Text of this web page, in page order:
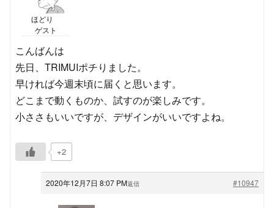
ほどり
ゲスト
こんばんは
先日、TRIMUIポチりました。
早ければ今週末頃に届くと思います。
どこまで動くものか、試すのが楽しみです。
小ささもいいですが、デザインがいいですよね。
+2
2020年12月7日 8:07 PM #10947
返信